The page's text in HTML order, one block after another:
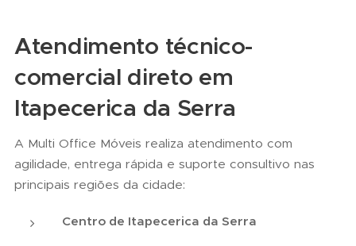
Atendimento técnico-
comercial direto em
Itapecerica da Serra
A Multi Office Móveis realiza atendimento com
agilidade, entrega rápida e suporte consultivo nas
principais regiões da cidade:
Centro de Itapecerica da Serra